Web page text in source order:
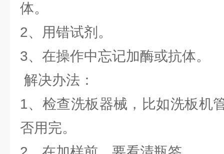
体。
2、用错试剂。
3、在操作中忘记加酶或抗体
解决办法：
1、检查洗板器械，比如洗板机
否用完。